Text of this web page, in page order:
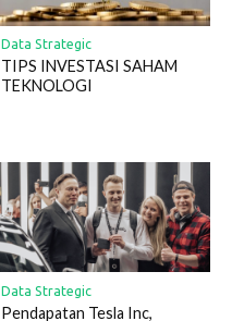
Data Strategic
TIPS INVESTASI SAHAM
TEKNOLOGI
Data Strategic
Pendapatan Tesla Inc,